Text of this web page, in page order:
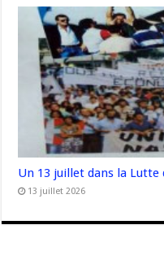
Un 13 juillet dans la
13 juillet 2026